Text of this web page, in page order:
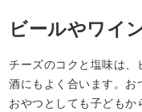
ビールやワイ
チーズのコクと塩味は、
酒にもよく合います。お
おやつとしても子どもか